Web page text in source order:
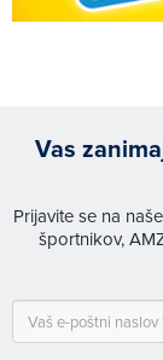
Vas
Prijavite se na
športnikov,